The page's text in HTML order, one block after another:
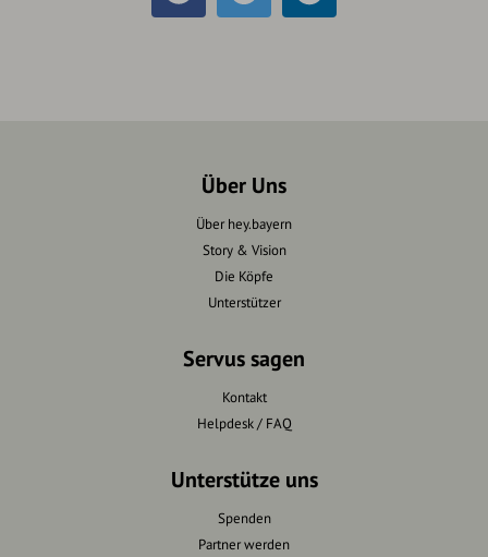
Über Uns
Über hey.bayern
Story & Vision
Die Köpfe
Unterstützer
Servus sagen
Kontakt
Helpdesk / FAQ
Unterstütze uns
Spenden
Partner werden